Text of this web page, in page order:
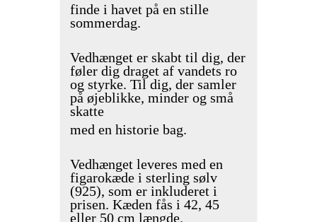
finde i havet på en stille
sommerdag.
Vedhænget er skabt til dig, der
føler dig draget af vandets ro
og styrke. Til dig, der samler
på øjeblikke, minder og små
skatte
med en historie bag.
Vedhænget leveres med en
figarokæde i sterling sølv
(925), som er inkluderet i
prisen. Kæden fås i 42, 45
eller 50 cm længde.